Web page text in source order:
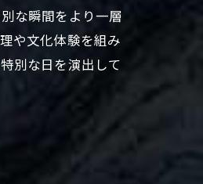
な瞬間をより一層
や文化体験を組み
別な日を演出して